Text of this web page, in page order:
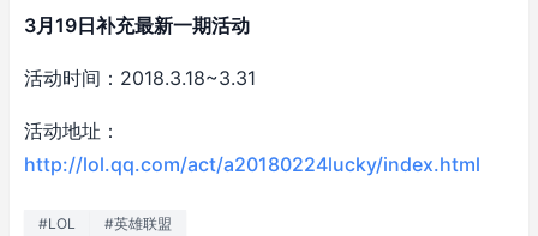
3月19日补充最新一期活动
活动时间：2018.3.18~3.31
活动地址：
http://lol.qq.com/act/a20180224lucky/index.html
#LOL #英雄联盟